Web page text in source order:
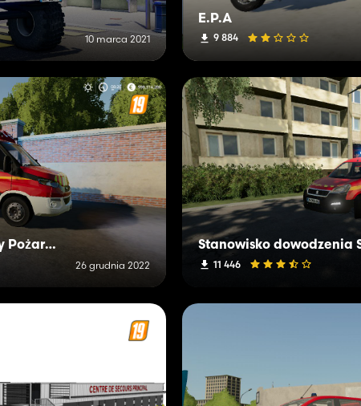
10 marca 2021
E.P.A
9 884
Stanowisko dowodzenia Straży Pożarnej Iveco Daily
26 grudnia 2022
Stanowisko dowodzenia
11 446